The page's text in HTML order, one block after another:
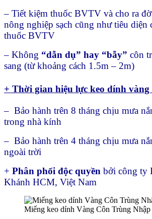
– Tiết kiệm thuốc BVTV và cho ra
nông nghiệp sạch cũng như tiêu diện
thuốc BVTV
– Không “dẫn dụ” hay “bẫy” côn
sang (từ khoảng cách 1.5m – 2m)
+ Thời gian hiệu lực keo dính vàng
– Bảo hành trên 8 tháng chịu mưa
trong nhà kính
– Bảo hành trên 4 tháng chịu mưa
ngoài trời
+ Phân phối độc quyền bởi công ty
Khánh HCM, Việt Nam
Miếng keo dính Vàng Côn Trùng